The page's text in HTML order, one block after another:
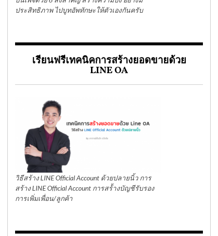
ประสิทธิภาพ ไปบูทอัพทักษะให้ตัวเองกันครับ
เรียนฟรีเทคนิคการสร้างยอดขายด้วย
LINE OA
วิธีสร้าง LINE Official Account ด้วยปลายนิ้ว การ
สร้าง LINE Official Account การสร้้างบัญชีรับรอง
การเพิ่มเพื่อน/ลูกค้า